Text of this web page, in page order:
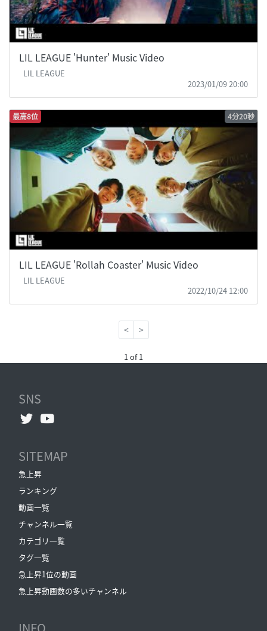
LIL LEAGUE 'Hunter' Music Video
LIL LEAGUE
2023/01/09 20:00
最高8位 4分20秒
LIL LEAGUE 'Rollah Coaster' Music Video
LIL LEAGUE
2022/10/24 12:00
< >
1 of 1
SNS
SITEMAP
急上昇
ランキング
動画一覧
チャンネル一覧
カテゴリ一覧
タグ一覧
急上昇1位の動画
急上昇動画数の多いチャンネル